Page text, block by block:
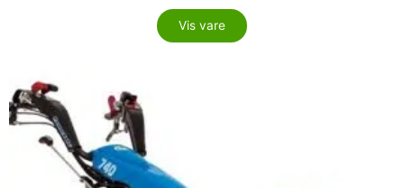
Vis vare